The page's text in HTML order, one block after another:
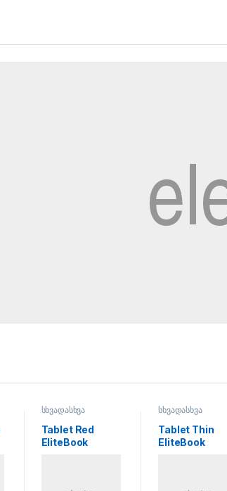
სხვადასხვა
Tablet Red
EliteBook
სხვადასხვა
Tablet Thin
EliteBook